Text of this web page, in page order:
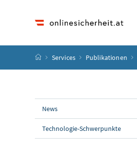
Startseite
Services Publikationen
News
Technologie-Schwerpunkte